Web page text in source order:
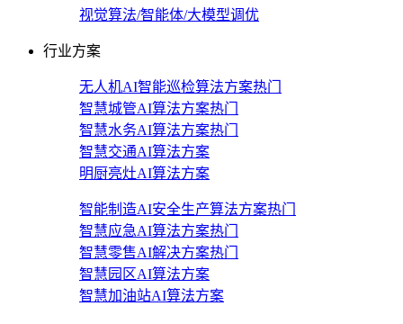
视觉算法/智能体/大模型调优
行业方案
无人机AI智能巡检算法方案热门
智慧城管AI算法方案热门
智慧水务AI算法方案热门
智慧交通AI算法方案
明厨亮灶AI算法方案
智能制造AI安全生产算法方案热门
智慧应急AI算法方案热门
智慧零售AI解决方案热门
智慧园区AI算法方案
智慧加油站AI算法方案